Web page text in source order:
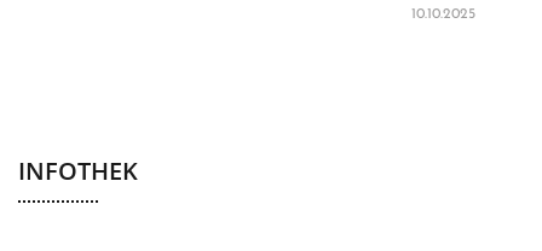
10.10.2025
INFOTHEK